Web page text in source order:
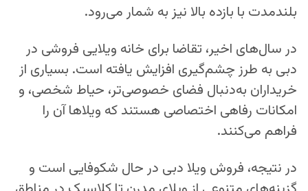
بلندمدت با بازده بالا نیز به شمار می‌رود.
در سال‌های اخیر، تقاضا برای خانه ویلایی فروشی در
دبی به طرز چشم‌گیری افزایش یافته است. بسیاری از
خریداران به‌دنبال فضای خصوصی‌تر، حیاط شخصی، و
امکانات رفاهی اختصاصی هستند که ویلاها آن را
فراهم می‌کنند.
در نتیجه، فروش ویلا دبی در حال شکوفایی است و